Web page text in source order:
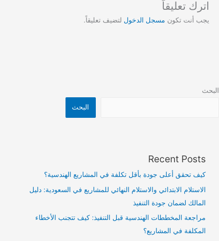
اترك تعليقاً
يجب أنت تكون مسجل الدخول لتضيف تعليقاً.
البحث
البحث
Recent Posts
كيف تحقق أعلى جودة بأقل تكلفة في المشاريع الهندسية؟
الاستلام الابتدائي والاستلام النهائي للمشاريع في السعودية: دليل
المالك لضمان جودة التنفيذ
مراجعة المخططات الهندسية قبل التنفيذ: كيف تتجنب الأخطاء
المكلفة في المشاريع؟